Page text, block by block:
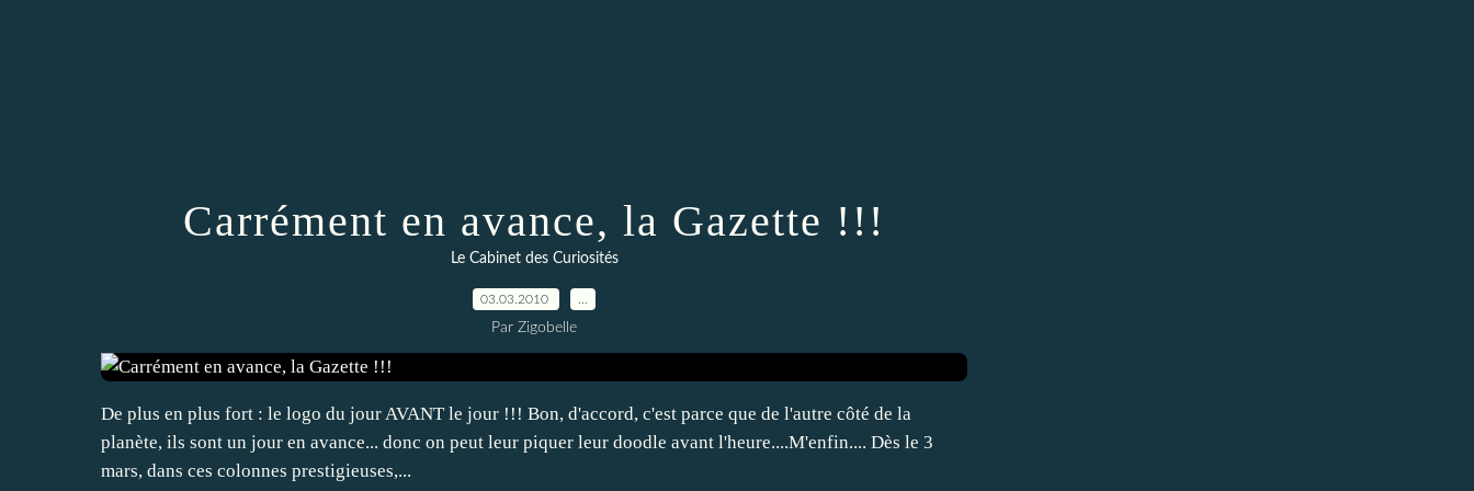
Carrément en avance, la Gazette !!!
Le Cabinet des Curiosités
03.03.2010
Par Zigobelle
De plus en plus fort : le logo du jour AVANT le jour !!! Bon, d'accord, c'est parce que de l'autre côté de la
planète, ils sont un jour en avance... donc on peut leur piquer leur doodle avant l'heure....M'enfin.... Dès le 3
mars, dans ces colonnes prestigieuses,...